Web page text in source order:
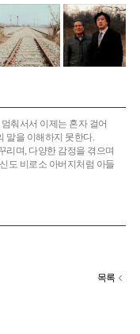
춰서서 이제는 혼자 걸어
말을 이해하지 못한다.
리며, 다양한 감정을 겪으며
도 비로소 아버지처럼 아들
목록